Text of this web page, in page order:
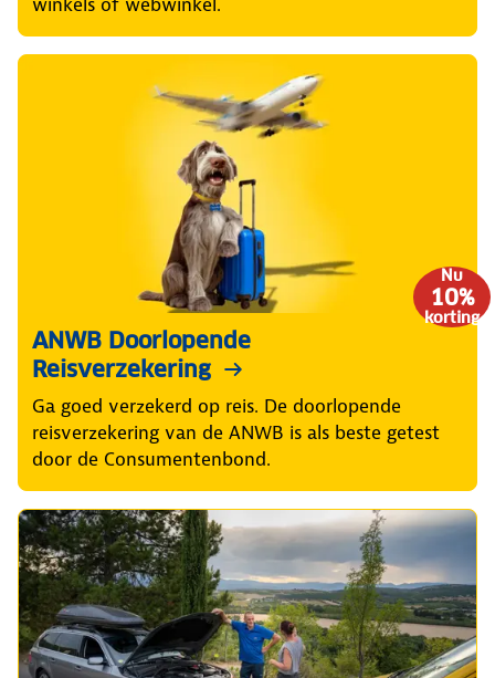
Nu
10%
korting
ANWB Doorlopende
Reisverzekering
Ga goed verzekerd op reis. De doorlopende
reisverzekering van de ANWB is als beste getest
door de Consumentenbond.